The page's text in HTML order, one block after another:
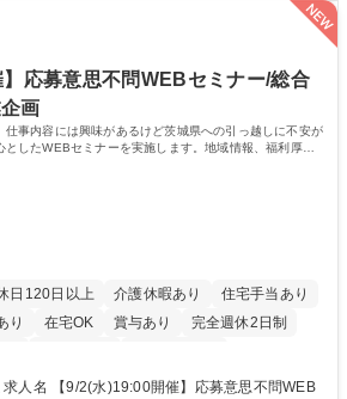
門へ繋ぎ、プロダクトの利便性向上へ貢献。医
りがいがあります。【業務内容の変更範囲】
週休2日
ール（ZoomやTeams等）を用いた柔軟なサポ
。 【採用背景】導入先が急増しており、専任の
強化するための増員採用です。営業担当からの
ータ解析の専門知識をキャッチアップできる環
野で専門性を磨きたい方を歓迎します。 学
高専 短大 専修学校 高校 語学力： 資格：
】応募意思不問WEBセミナー/総合
画
仕事内容には興味があるけど茨城県への引っ越しに不安が
したWEBセミナーを実施します。地域情報、福利厚生
日120日以上 介護休暇あり
住宅手当あり
り 在宅OK 賞与あり
完全週休2日制